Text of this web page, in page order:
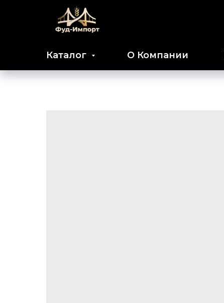
Каталог О Компании